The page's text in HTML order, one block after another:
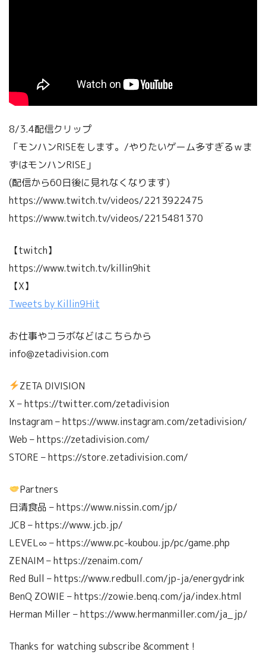
8/3.4配信クリップ
「モンハンRISEをします。/やりたいゲーム多すぎるｗま
ずはモンハンRISE」
(配信から60日後に見れなくなります)
https://www.twitch.tv/videos/2213922475
https://www.twitch.tv/videos/2215481370
【twitch】
https://www.twitch.tv/killin9hit
【X】
Tweets by Killin9Hit
お仕事やコラボなどはこちらから
info@zetadivision.com
ZETA DIVISION
X – https://twitter.com/zetadivision
Instagram – https://www.instagram.com/zetadivision/
Web – https://zetadivision.com/
STORE – https://store.zetadivision.com/
Partners
日清食品 – https://www.nissin.com/jp/
JCB – https://www.jcb.jp/
LEVEL∞ – https://www.pc-koubou.jp/pc/game.php
ZENAIM – https://zenaim.com/
Red Bull – https://www.redbull.com/jp-ja/energydrink
BenQ ZOWIE – https://zowie.benq.com/ja/index.html
Herman Miller – https://www.hermanmiller.com/ja_jp/
Thanks for watching subscribe &comment !